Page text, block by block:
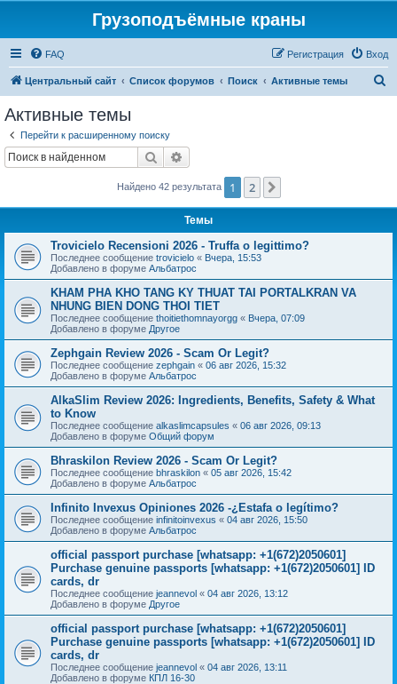
Грузоподъёмные краны
FAQ Вход
Регистрация
Центральный сайт Список форумов Поиск Активные темы
Активные темы
Перейти к расширенному поиску
Поиск
Найдено 42 результата 1 2
Темы
Trovicielo Recensioni 2026 - Truffa o legittimo?
Последнее сообщение trovicielo « Вчера, 15:53
Добавлено в форуме Альбатрос
KHAM PHA KHO TANG KY THUAT TAI PORTALKRAN VA
NHUNG BIEN DONG THOI TIET
Последнее сообщение thoitiethomnayorgg « Вчера, 07:09
Добавлено в форуме Другое
Zephgain Review 2026 - Scam Or Legit?
Последнее сообщение zephgain « 06 авг 2026, 15:32
Добавлено в форуме Альбатрос
AlkaSlim Review 2026: Ingredients, Benefits, Safety & What
to Know
Последнее сообщение alkaslimcapsules « 06 авг 2026, 09:13
Добавлено в форуме Общий форум
Bhraskilon Review 2026 - Scam Or Legit?
Последнее сообщение bhraskilon « 05 авг 2026, 15:42
Добавлено в форуме Альбатрос
Infinito Invexus Opiniones 2026 -¿Estafa o legítimo?
Последнее сообщение infinitoinvexus « 04 авг 2026, 15:50
Добавлено в форуме Альбатрос
official passport purchase [whatsapp: +1(672)2050601]
Purchase genuine passports [whatsapp: +1(672)2050601] ID
cards, dr
Последнее сообщение jeannevol « 04 авг 2026, 13:12
Добавлено в форуме Другое
official passport purchase [whatsapp: +1(672)2050601]
Purchase genuine passports [whatsapp: +1(672)2050601] ID
cards, dr
Последнее сообщение jeannevol « 04 авг 2026, 13:11
Добавлено в форуме КПЛ 16-30